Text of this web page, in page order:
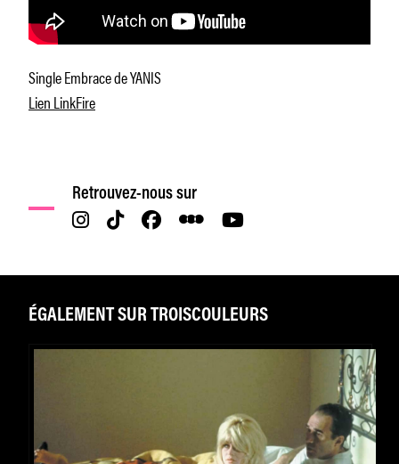
SingleEmbracede YANIS
Lien LinkFire
Retrouvez-nous sur
ÉGALEMENT SUR TROISCOULEURS